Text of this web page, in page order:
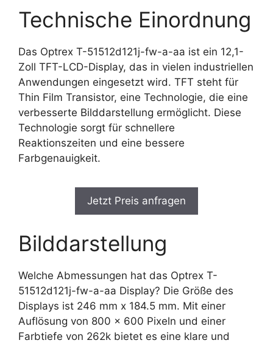
Technische Einordnung
Das Optrex T-51512d121j-fw-a-aa ist ein 12,1-
Zoll TFT-LCD-Display, das in vielen industriellen
Anwendungen eingesetzt wird. TFT steht für
Thin Film Transistor, eine Technologie, die eine
verbesserte Bilddarstellung ermöglicht. Diese
Technologie sorgt für schnellere
Reaktionszeiten und eine bessere
Farbgenauigkeit.
Jetzt Preis anfragen
Bilddarstellung
Welche Abmessungen hat das Optrex T-
51512d121j-fw-a-aa Display? Die Größe des
Displays ist 246 mm x 184.5 mm. Mit einer
Auflösung von 800 x 600 Pixeln und einer
Farbtiefe von 262k bietet es eine klare und